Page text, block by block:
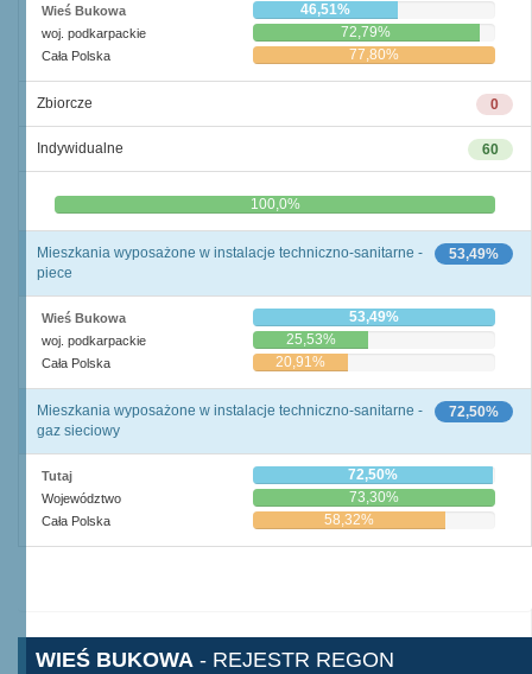
Wieś Bukowa 46,51%
woj. podkarpackie 72,79%
Cała Polska 77,80%
0
Zbiorcze
60
Indywidualne
0,0% 100,0%
53,49%
Mieszkania wyposażone w instalacje techniczno-sanitarne -
piece
Wieś Bukowa 53,49%
woj. podkarpackie 25,53%
Cała Polska 20,91%
72,50%
Mieszkania wyposażone w instalacje techniczno-sanitarne -
gaz sieciowy
Tutaj 72,50%
Województwo 73,30%
Cała Polska 58,32%
WIEŚ BUKOWA - REJESTR REGON